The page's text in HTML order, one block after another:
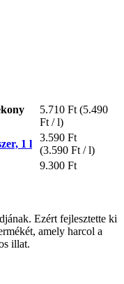
5.710 Ft (5.490
Ft / l)
1 l
3.590 Ft
(3.590 Ft / l)
9.300 Ft
Ezért fejlesztette ki
amely harcol a
illat.